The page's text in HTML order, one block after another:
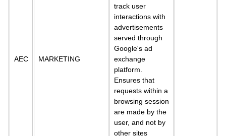
AEC MARKETING
track user
interactions with
advertisements
served through
Google's ad
exchange
platform.
Ensures that
requests within a
browsing session
are made by the
user, and not by
other sites